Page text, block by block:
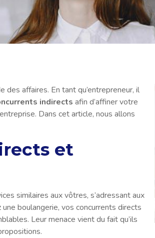
affaires. En tant qu’entrepreneur, il
indirects afin d’affiner votre
Dans cet article, nous allons
et
similaires aux vôtres, s’adressant aux
boulangerie, vos concurrents directs
Leur menace vient du fait qu’ils